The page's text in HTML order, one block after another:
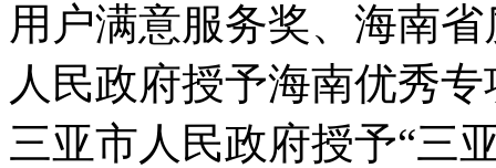
用户满意服务奖、海南
人民政府授予海南优秀
三亚市人民政府授予“三